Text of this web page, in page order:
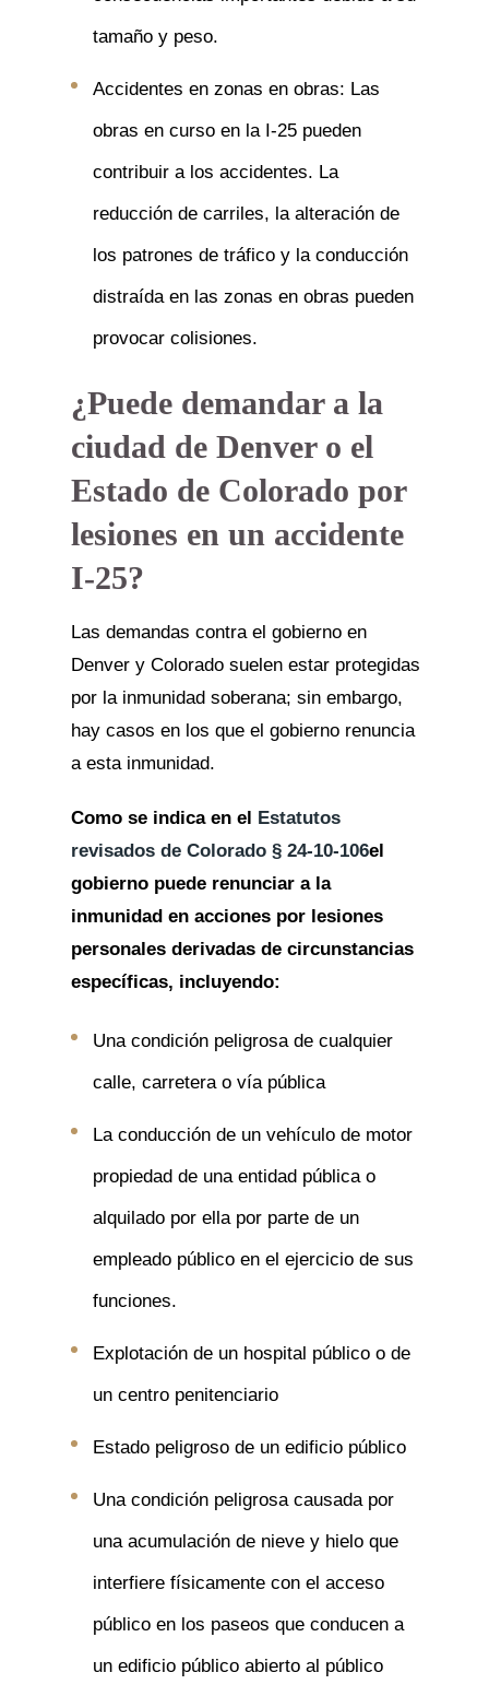
tamaño y peso.
Accidentes en zonas en obras: Las
obras en curso en la I-25 pueden
contribuir a los accidentes. La
reducción de carriles, la alteración de
los patrones de tráfico y la conducción
distraída en las zonas en obras pueden
provocar colisiones.
¿Puede demandar a la
ciudad de Denver o el
Estado de Colorado por
lesiones en un accidente
I-25?
Las demandas contra el gobierno en
Denver y Colorado suelen estar protegidas
por la inmunidad soberana; sin embargo,
hay casos en los que el gobierno renuncia
a esta inmunidad.
Como se indica en el Estatutos
revisados de Colorado § 24-10-106el
gobierno puede renunciar a la
inmunidad en acciones por lesiones
personales derivadas de circunstancias
específicas, incluyendo:
Una condición peligrosa de cualquier
calle, carretera o vía pública
La conducción de un vehículo de motor
propiedad de una entidad pública o
alquilado por ella por parte de un
empleado público en el ejercicio de sus
funciones.
Explotación de un hospital público o de
un centro penitenciario
Estado peligroso de un edificio público
Una condición peligrosa causada por
una acumulación de nieve y hielo que
interfiere físicamente con el acceso
público en los paseos que conducen a
un edificio público abierto al público